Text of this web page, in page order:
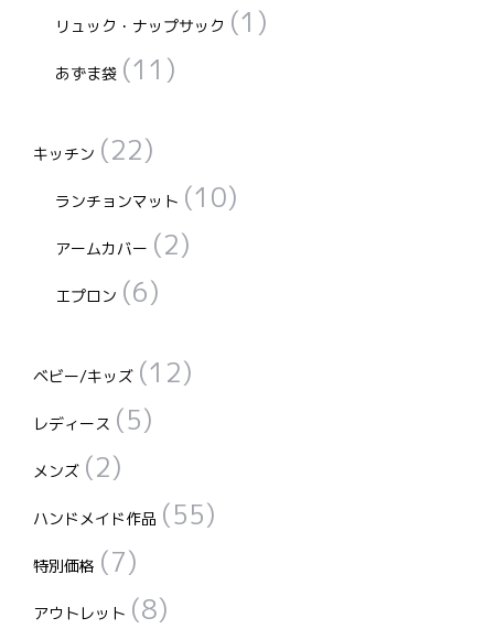
リュック・ナップサック (1)
あずま袋 (11)
キッチン (22)
ランチョンマット (10)
アームカバー (2)
エプロン (6)
ベビー/キッズ (12)
レディース (5)
メンズ (2)
ハンドメイド作品 (55)
特別価格 (7)
アウトレット (8)